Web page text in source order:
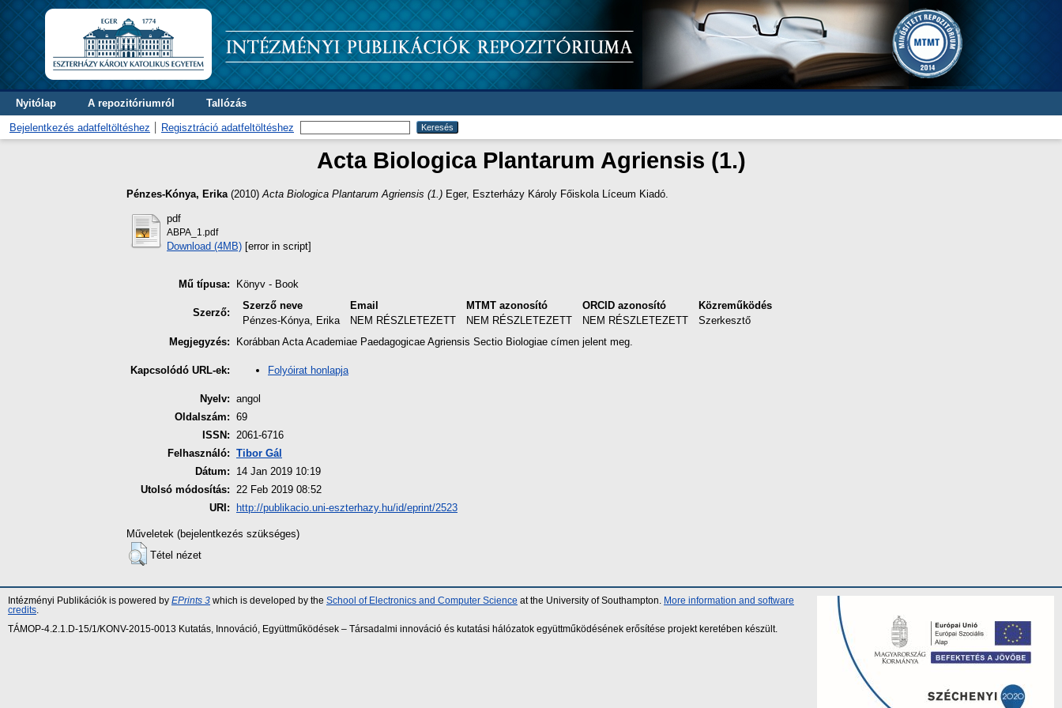
Nyitólap A repozitóriumról Tallózás
Bejelentkezés adatfeltöltéshez Regisztráció adatfeltöltéshez
Acta Biologica Plantarum Agriensis (1.)
Pénzes-Kónya, Erika (2010) Acta Biologica Plantarum Agriensis (1.) Eger, Eszterházy Károly Főiskola Líceum Kiadó.
pdf
ABPA_1.pdf
Download (4MB) [error in script]
Mű típusa: Könyv - Book
Szerző:
Szerző neve Email MTMT azonosító ORCID azonosító
Közreműködés
Pénzes-Kónya, Erika
NEM RÉSZLETEZETT NEM RÉSZLETEZETT NEM RÉSZLETEZETT
Szerkesztő
Megjegyzés:
Korábban Acta Academiae Paedagogicae Agriensis Sectio Biologiae címen jelent meg.
Kapcsolódó URL-ek: Folyóirat honlapja
Nyelv: angol
Oldalszám: 69
ISSN: 2061-6716
Felhasználó: Tibor Gál
Dátum:
14 Jan 2019 10:19
Utolsó módosítás: 22 Feb 2019 08:52
URI:
http://publikacio.uni-eszterhazy.hu/id/eprint/2523
Műveletek (bejelentkezés szükséges)
Tétel nézet
Intézményi Publikációk is powered by EPrints 3 which is developed by the School of Electronics and Computer Science at the University of Southampton.
More information and software
credits
TÁMOP-4.2.1.D-15/1/KONV-2015-0013 Kutatás, Innováció, Együttműködések – Társadalmi innováció és kutatási hálózatok együttműködésének erősítése projekt keretében készült.